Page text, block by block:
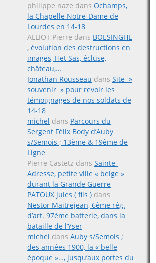
philippe naze dans Ochamps,
la Chapelle Notre-Dame de
Lourdes en 14-18
ALLIOT Pierre dans BOESINGHE
, évolution des destructions en
images, Het Sas, écluse,
château,…
Jonathan Rousseau dans Site »
souvenir » pour revoir les
témoignages de nos soldats de
14-18
michel dans Parcours du
Sergent Félix Body d’Auby
s/Semois ; 13ème & 19ème de
Ligne
Pierre Castetz dans Sainte-
Adresse, petite ville « belge »
durant la Grande Guerre
PATOUX jules ( fils ) dans
Nestor Maitrejean, 6ème rég.
d’art. 97ème batterie, dans la
bataille de l’Yser
michel dans Auby s/Semois ;
des années 1900, la « belle
époque »…, jusqu’aux portes du